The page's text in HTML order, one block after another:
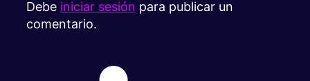
Debe iniciar sesión para publicar un
comentario.